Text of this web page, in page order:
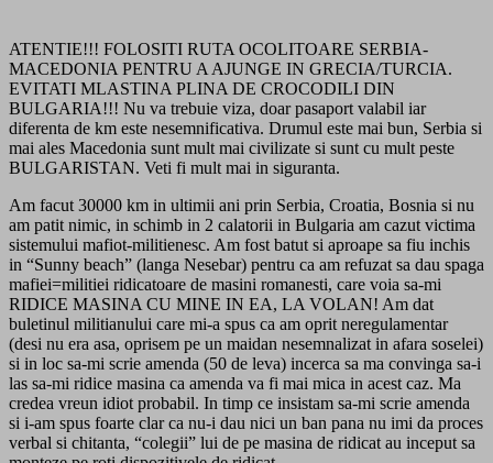
ATENTIE!!! FOLOSITI RUTA OCOLITOARE SERBIA-
MACEDONIA PENTRU A AJUNGE IN GRECIA/TURCIA.
EVITATI MLASTINA PLINA DE CROCODILI DIN
BULGARIA!!! Nu va trebuie viza, doar pasaport valabil iar
diferenta de km este nesemnificativa. Drumul este mai bun, Serbia si
mai ales Macedonia sunt mult mai civilizate si sunt cu mult peste
BULGARISTAN. Veti fi mult mai in siguranta.
Am facut 30000 km in ultimii ani prin Serbia, Croatia, Bosnia si nu
am patit nimic, in schimb in 2 calatorii in Bulgaria am cazut victima
sistemului mafiot-militienesc. Am fost batut si aproape sa fiu inchis
in “Sunny beach” (langa Nesebar) pentru ca am refuzat sa dau spaga
mafiei=militiei ridicatoare de masini romanesti, care voia sa-mi
RIDICE MASINA CU MINE IN EA, LA VOLAN! Am dat
buletinul militianului care mi-a spus ca am oprit neregulamentar
(desi nu era asa, oprisem pe un maidan nesemnalizat in afara soselei)
si in loc sa-mi scrie amenda (50 de leva) incerca sa ma convinga sa-i
las sa-mi ridice masina ca amenda va fi mai mica in acest caz. Ma
credea vreun idiot probabil. In timp ce insistam sa-mi scrie amenda
si i-am spus foarte clar ca nu-i dau nici un ban pana nu imi da proces
verbal si chitanta, “colegii” lui de pe masina de ridicat au inceput sa